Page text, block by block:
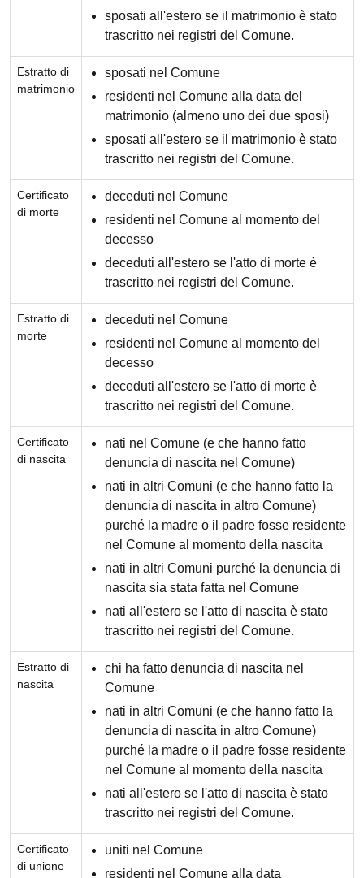
sposati all'estero se il matrimonio è stato
trascritto nei registri del Comune.
Estratto di
matrimonio
sposati nel Comune
residenti nel Comune alla data del
matrimonio (almeno uno dei due sposi)
sposati all'estero se il matrimonio è stato
trascritto nei registri del Comune.
Certificato
di morte
deceduti nel Comune
residenti nel Comune al momento del
decesso
deceduti all'estero se l'atto di morte è
trascritto nei registri del Comune.
Estratto di
morte
deceduti nel Comune
residenti nel Comune al momento del
decesso
deceduti all'estero se l'atto di morte è
trascritto nei registri del Comune.
Certificato
di nascita
nati nel Comune (e che hanno fatto
denuncia di nascita nel Comune)
nati in altri Comuni (e che hanno fatto la
denuncia di nascita in altro Comune)
purché la madre o il padre fosse residente
nel Comune al momento della nascita
nati in altri Comuni purché la denuncia di
nascita sia stata fatta nel Comune
nati all'estero se l'atto di nascita è stato
trascritto nei registri del Comune.
Estratto di
nascita
chi ha fatto denuncia di nascita nel
Comune
nati in altri Comuni (e che hanno fatto la
denuncia di nascita in altro Comune)
purché la madre o il padre fosse residente
nel Comune al momento della nascita
nati all'estero se l'atto di nascita è stato
trascritto nei registri del Comune.
Certificato
di unione
uniti nel Comune
residenti nel Comune alla data